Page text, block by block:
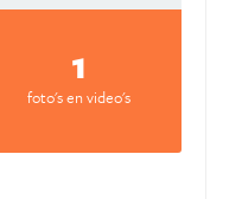
1
foto's en video's